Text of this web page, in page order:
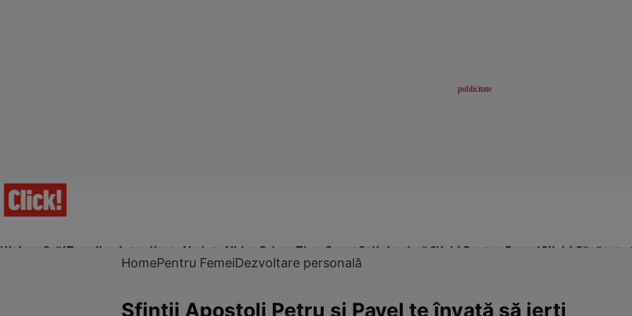
Ultima Oră!Trending Actualitate Vedete Video Prime Time SportStil de viațăClick! Pentru FemeiClick! Sănătate
HomePentru FemeiDezvoltare personală
Sfinţii Apostoli Petru şi Pavel te învaţă să ierţi